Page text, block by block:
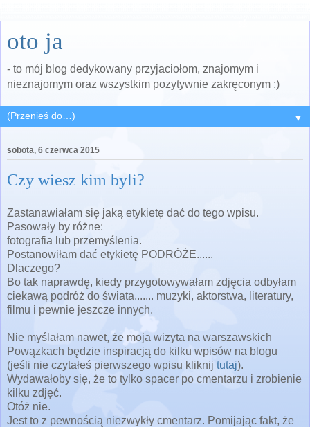
oto ja
- to mój blog dedykowany przyjaciołom, znajomym i
nieznajomym oraz wszystkim pozytywnie zakręconym ;)
▼
sobota, 6 czerwca 2015
Czy wiesz kim byli?
Zastanawiałam się jaką etykietę dać do tego wpisu.
Pasowały by różne:
fotografia lub przemyślenia.
Postanowiłam dać etykietę PODRÓŻE......
Dlaczego?
Bo tak naprawdę, kiedy przygotowywałam zdjęcia odbyłam
ciekawą podróż do świata....... muzyki, aktorstwa, literatury,
filmu i pewnie jeszcze innych.
Nie myślałam nawet, że moja wizyta na warszawskich
Powązkach będzie inspiracją do kilku wpisów na blogu
(jeśli nie czytałeś pierwszego wpisu kliknij tutaj).
Wydawałoby się, że to tylko spacer po cmentarzu i zrobienie
kilku zdjęć.
Otóż nie.
Jest to z pewnością niezwykły cmentarz. Pomijając fakt, że